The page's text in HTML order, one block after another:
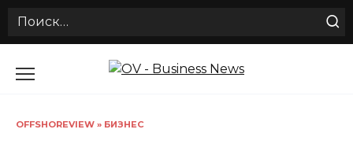
Search
OFFSHOREVIEW » БИЗНЕС